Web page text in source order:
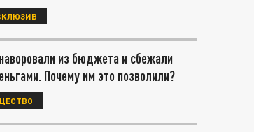
из бюджета и сбежали
Почему им это позволили?